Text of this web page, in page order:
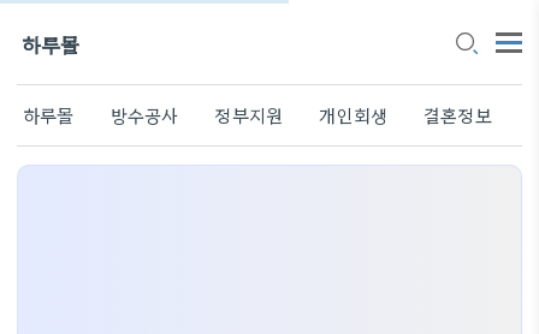
하루몰
하루몰 방수공사 정부지원 개인회생 결혼정보